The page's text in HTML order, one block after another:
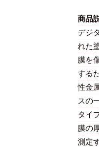
商品
デジ
れた
膜を
する
性金
スの
タイ
膜の
測定